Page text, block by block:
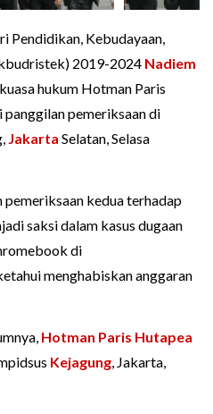
Pendidikan, Kebudayaan,
2019-2024 Nadiem
hukum Hotman Paris
pemeriksaan di
Jakarta Selatan, Selasa
kedua terhadap
saksi dalam kasus dugaan
di
menghabiskan anggaran
Hotman Paris Hutapea
Kejagung, Jakarta,